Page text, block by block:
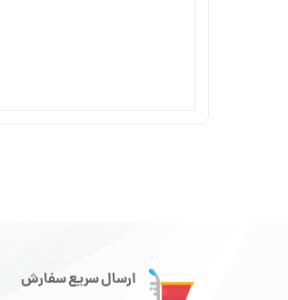
ارسال سریع سفارش